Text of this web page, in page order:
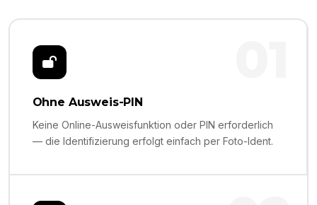
Ohne Ausweis-PIN
Keine Online-Ausweisfunktion oder PIN erforderlich
— die Identifizierung erfolgt einfach per Foto-Ident.